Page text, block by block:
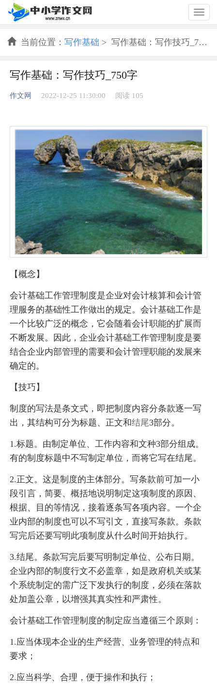
当前位置： 写作基础 > 写作基础：写作技巧_750字
写作基础：写作技巧_750字
作文网 2022-12-25 11:30:00 阅读 105
【概念】
会计基础工作管理制度是企业对会计核算和会计管
理服务的基础性工作做出的规定。会计基础工作是
一个比较广泛的概念，它会随着会计职能的扩展而
不断发展。因此，企业会计基础工作管理制度是要
结合企业内部管理的需要和会计管理职能的发展来
确定的。
【技巧】
制度的写法是条文式，即把制度内容分条款逐一写
出，其结构可分为标题、正文和结尾3部分。
1.标题。由制定单位、工作内容和文种3部分组成。
有的制度标题中不写制定单位，而将它写在结尾。
2.正文。这是制度的主体部分。写条款前可加一小
段引言，简要、概括地说明制定这项制度的原因、
根据、目的等情况，接着逐条写各项内容。一个企
业内部的制度也可以不写引文，直接写条款。条款
写完后还要写明此项制度从什么时间开始执行。
3.结尾。条款写完后要写明制定单位、公布日期。
企业内部的制度行文不必盖章，如是政府机关或某
个系统制定的需广泛下发执行的制度，必须在落款
处加盖公章，以增强其真实性和严肃性。
会计基础工作管理制度的制定应当遵循三个原则：
1.应当体现本企业的生产经营、业务管理的特点和
要求；
2.应当科学、合理，便于操作和执行；